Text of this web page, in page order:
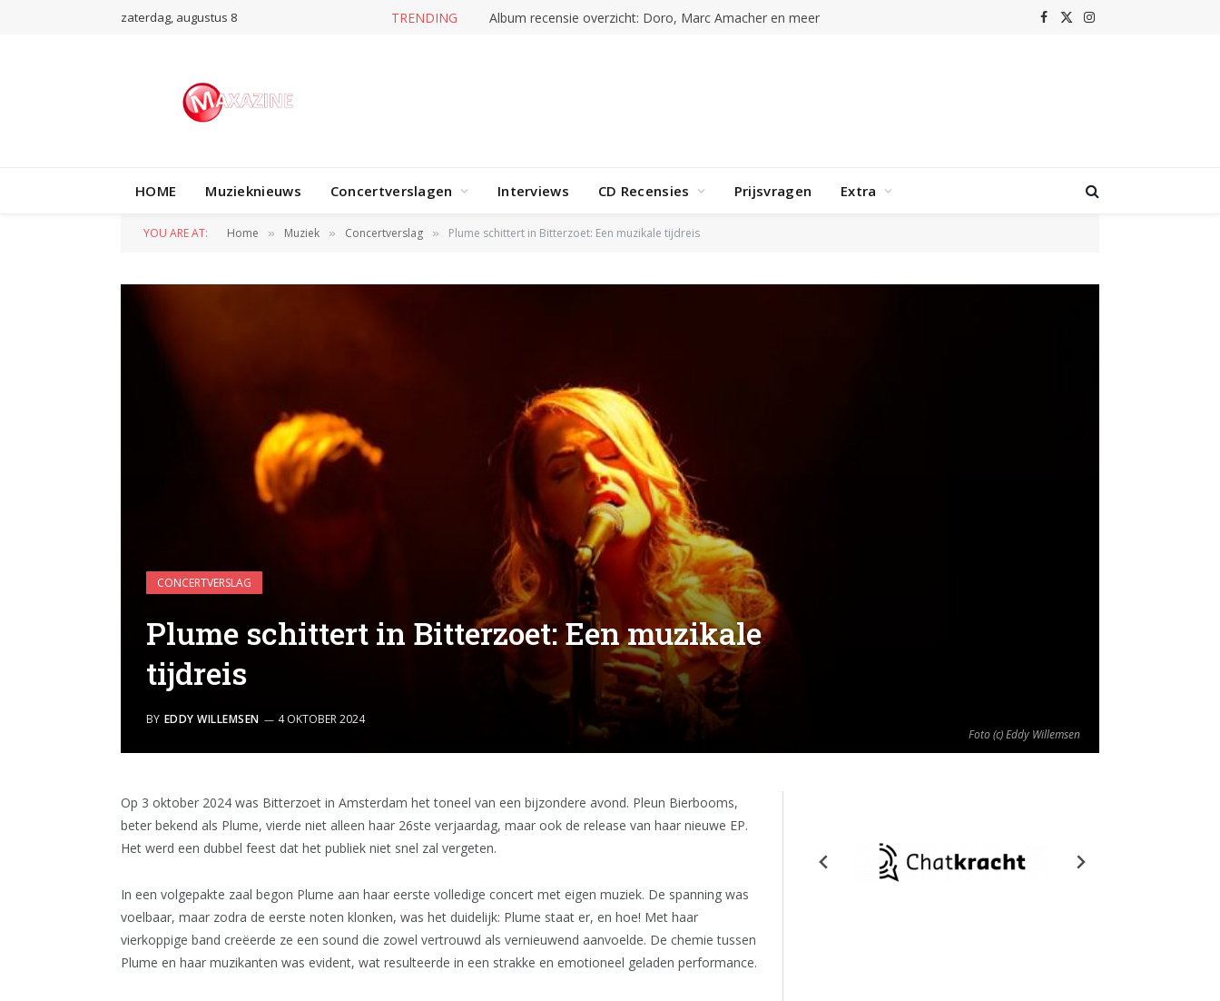
zaterdag, augustus 8 TRENDING Stray Kids – This & That Facebook
X
Instagram
HOME Muzieknieuws Concertverslagen Interviews CD Recensies Prijsvragen Extra
YOU ARE AT: Home » Muziek » Concertverslag » Plume schittert in Bitterzoet: Een muzikale tijdreis
Foto (c) Eddy Willemsen
CONCERTVERSLAG
Plume schittert in Bitterzoet: Een muzikale
tijdreis
BY EDDY WILLEMSEN 4 OKTOBER 2024
Op 3 oktober 2024 was Bitterzoet in Amsterdam het toneel van een bijzondere avond. Pleun Bierbooms,
beter bekend als Plume, vierde niet alleen haar 26ste verjaardag, maar ook de release van haar nieuwe EP.
Het werd een dubbel feest dat het publiek niet snel zal vergeten.
In een volgepakte zaal begon Plume aan haar eerste volledige concert met eigen muziek. De spanning was
voelbaar, maar zodra de eerste noten klonken, was het duidelijk: Plume staat er, en hoe! Met haar
vierkoppige band creëerde ze een sound die zowel vertrouwd als vernieuwend aanvoelde. De chemie tussen
Plume en haar muzikanten was evident, wat resulteerde in een strakke en emotioneel geladen performance.